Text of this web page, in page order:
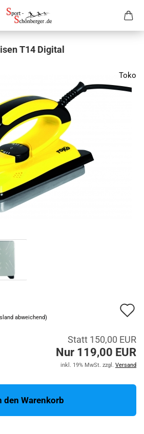
T14 Digital
Toko
abweichend)
Statt 150,00 EUR
Nur 119,00 EUR
inkl. 19% MwSt. zzgl. Versand
den Warenkorb